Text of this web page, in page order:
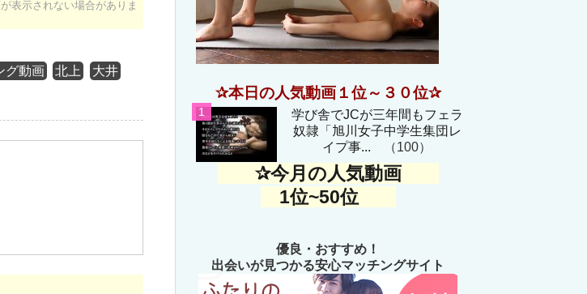
表示されない場合がありま
グ動画 北上
大井
✰本日の人気動画１位～３０位✰
学び舎でJCが三年間もフェラ
奴隷「旭川女子中学生集団レ
イプ事... （100）
✰今月の人気動画
1位~50位
優良・おすすめ！
出会いが見つかる安心マッチングサイト